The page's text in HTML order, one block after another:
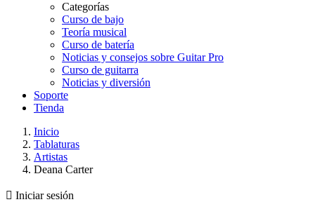
Categorías
Curso de bajo
Teoría musical
Curso de batería
Noticias y consejos sobre Guitar Pro
Curso de guitarra
Noticias y diversión
Soporte
Tienda
Inicio
Tablaturas
Artistas
Deana Carter
 Iniciar sesión